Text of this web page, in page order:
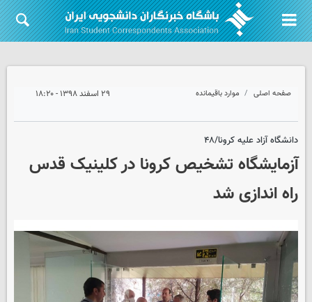
صفحه اصلی موارد باقیمانده ۲۹ اسفند ۱۳۹۸ - ۱۸:۲۰
دانشگاه آزاد علیه کرونا/۴۸
آزمایشگاه تشخیص کرونا در کلینیک قدس
راه اندازی شد